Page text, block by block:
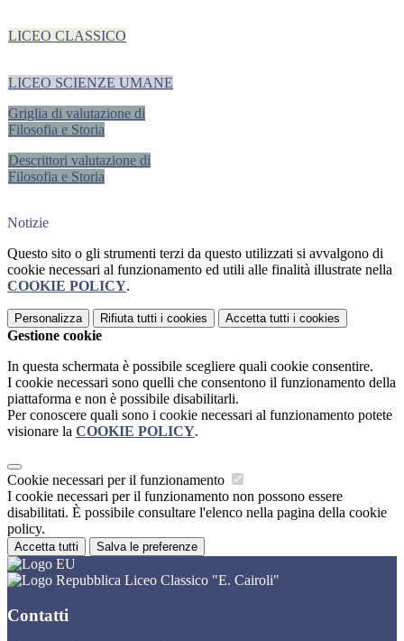
LICEO CLASSICO
LICEO SCIENZE UMANE
Griglia di valutazione di
Filosofia e Storia
Descrittori valutazione di
Filosofia e Storia
Notizie
Questo sito o gli strumenti terzi da questo utilizzati si avvalgono di
cookie necessari al funzionamento ed utili alle finalità illustrate nella
COOKIE POLICY.
Personalizza Rifiuta tutti i cookies Accetta tutti i cookies
Gestione cookie
In questa schermata è possibile scegliere quali cookie consentire.
I cookie necessari sono quelli che consentono il funzionamento della
piattaforma e non è possibile disabilitarli.
Per conoscere quali sono i cookie necessari al funzionamento potete
visionare la COOKIE POLICY.
Cookie necessari per il funzionamento
I cookie necessari per il funzionamento non possono essere
disabilitati. È possibile consultare l'elenco nella pagina della cookie
policy.
Accetta tutti Salva le preferenze
Liceo Classico "E. Cairoli"
Contatti